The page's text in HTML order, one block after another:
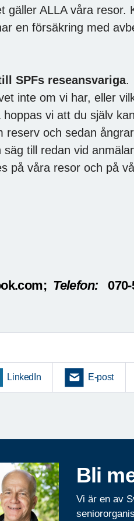
gäller ALLA våra resor.
en försäkring med
SPFs reseansvariga.
inte om vi har, eller
vi att du själv
och sedan
till redan vid
på våra resor och på
Telefon:070-
LinkedIn E-post
Bli
Vi är en av